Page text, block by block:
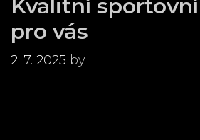
Kvalitní
pro vás
2. 7. 2025 by